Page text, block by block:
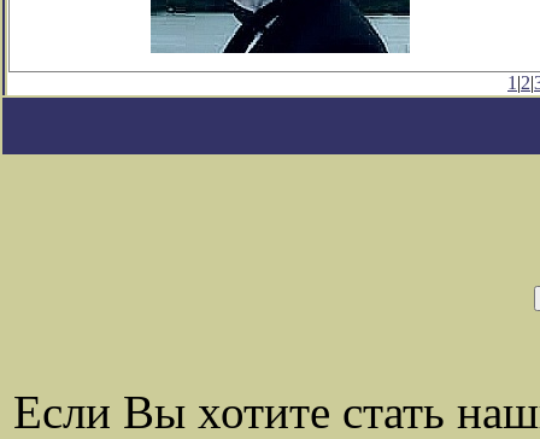
1 |2|
Если Вы хотите стать